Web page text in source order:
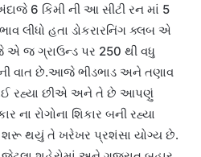
6 કિમી ની આ સીટી રન માં 5
લીધો હતા ડોકરારનિંગ ક્લબ એ
જ ગ્રાઉન્ડ પર 250 થી વધુ
ની વાત છે.આજે ભીડભાડ અને તણાવ
રહ્યા છીએ અને તે છે આપણું
ના રોગોના શિકાર બની રહ્યા
શરૂ થયું તે ખરેખર પ્રશંસા યોગ્ય છે.